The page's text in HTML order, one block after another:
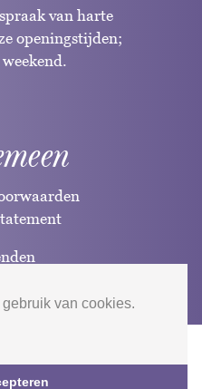
van cookies.
van harte
openingstijden;